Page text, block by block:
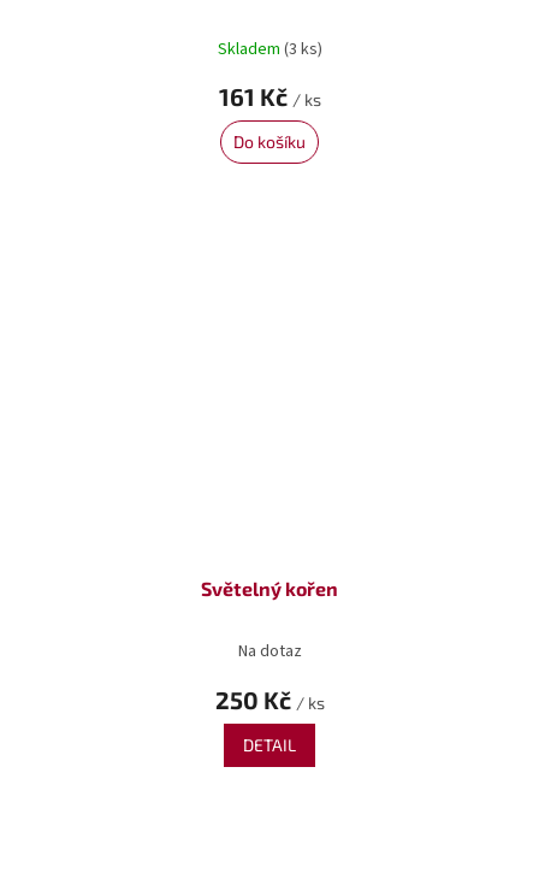
Skladem (3 ks)
161 Kč / ks
Do košíku
Světelný kořen
Na dotaz
250 Kč / ks
DETAIL